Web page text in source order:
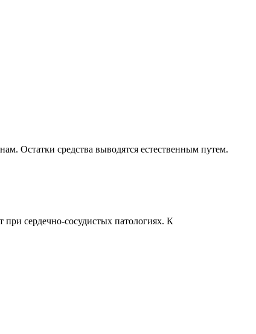
Остатки средства выводятся естественным путем.
при сердечно-сосудистых патологиях. К